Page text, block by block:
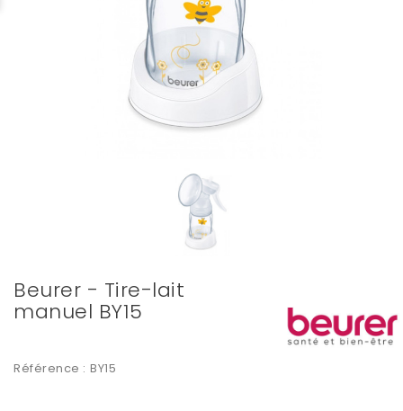
Beurer - Tire-lait
manuel BY15
Référence : BY15